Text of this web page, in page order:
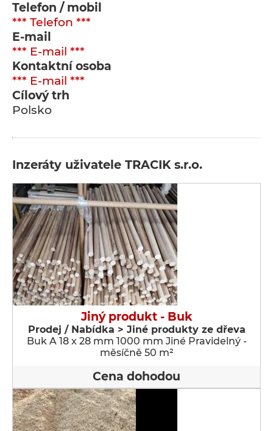
Telefon / mobil
*** Telefon ***
E-mail
*** E-mail ***
Kontaktní osoba
*** E-mail ***
Cílový trh
Polsko
Inzeráty uživatele TRACIK s.r.o.
Jiný produkt - Buk
Prodej / Nabídka > Jiné produkty ze dřeva
Buk A 18 x 28 mm 1000 mm Jiné Pravidelný -
měsíčně 50 m²
Cena dohodou